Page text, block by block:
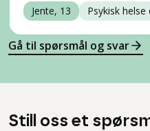
Jente, 13 Psykisk
Gå til spørsmål og svar
Still oss et